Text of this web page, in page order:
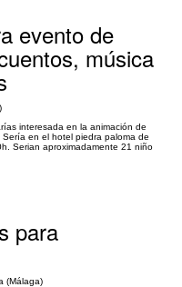
evento de
música
interesada en la animación de
en el hotel piedra paloma de
Serian aproximadamente 21 niño
para
(Málaga)